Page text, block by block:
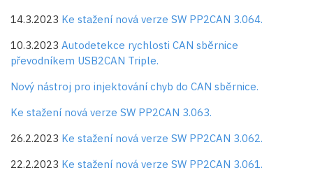
14.3.2023 Ke stažení nová verze SW PP2CAN 3.064.
10.3.2023 Autodetekce rychlosti CAN sběrnice
převodníkem USB2CAN Triple.
Nový nástroj pro injektování chyb do CAN sběrnice.
Ke stažení nová verze SW PP2CAN 3.063.
26.2.2023 Ke stažení nová verze SW PP2CAN 3.062.
22.2.2023 Ke stažení nová verze SW PP2CAN 3.061.